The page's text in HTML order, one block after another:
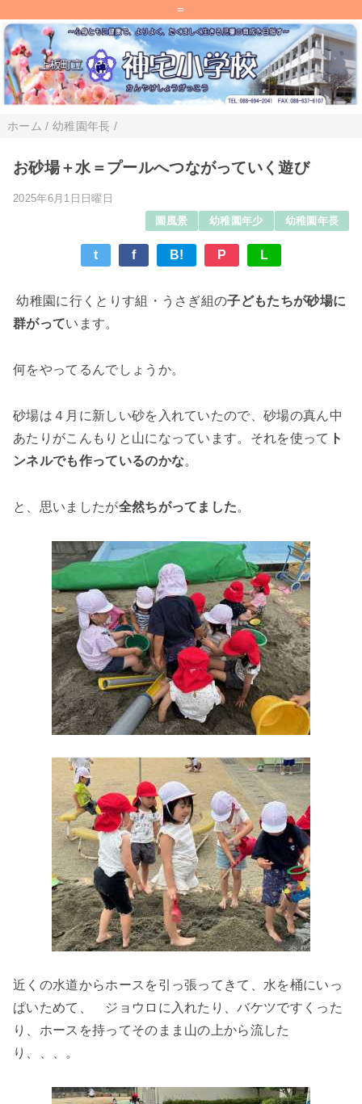
=
ホーム / 幼稚園年長 /
お砂場＋水＝プールへつながっていく遊び
2025年6月1日日曜日
園風景
幼稚園年少 幼稚園年長
t f B! P L
幼稚園に行くとりす組・うさぎ組の子どもたちが砂場に
群がっています。
何をやってるんでしょうか。
砂場は４月に新しい砂を入れていたので、砂場の真ん中
あたりがこんもりと山になっています。それを使って ト
ンネルでも作っているのかな。
と、思いましたが全然ちがってました。
近くの水道からホースを引っ張ってきて、水を桶にいっ
ぱいためて、 ジョウロに入れたり、バケツですくった
り、ホースを持ってそのまま山の上から流した
り、、、。